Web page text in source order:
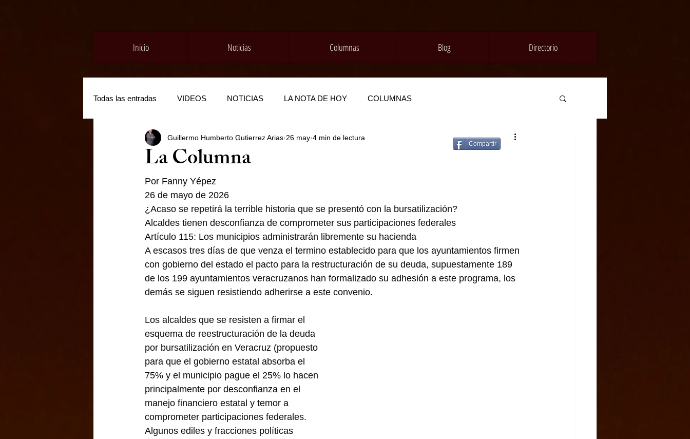
Inicio Noticias Columnas Blog Directorio
Todas las entradas VIDEOS NOTICIAS LA NOTA DE HOY COLUMNAS
La Columna
Guillermo Humberto Gutierrez Arias 26 may 4 min de lectura
Por Fanny Yépez
26 de mayo de 2026
¿Acaso se repetirá la terrible historia que se presentó con la bursatilización?
Alcaldes tienen desconfianza de comprometer sus participaciones federales
Artículo 115: Los municipios administrarán libremente su hacienda
A escasos tres días de que venza el termino establecido para que los ayuntamientos firmen
con gobierno del estado el pacto para la restructuración de su deuda, supuestamente 189
de los 199 ayuntamientos veracruzanos han formalizado su adhesión a este programa, los
demás se siguen resistiendo adherirse a este convenio.
Los alcaldes que se resisten a firmar el
esquema de reestructuración de la deuda
por bursatilización en Veracruz (propuesto
para que el gobierno estatal absorba el
75% y el municipio pague el 25% lo hacen
principalmente por desconfianza en el
manejo financiero estatal y temor a
comprometer participaciones federales.
Algunos ediles y fracciones políticas
Compartir